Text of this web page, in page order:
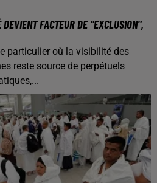
FACTEUR DE "EXCLUSION",
particulier où la visibilité des
reste source de perpétuels